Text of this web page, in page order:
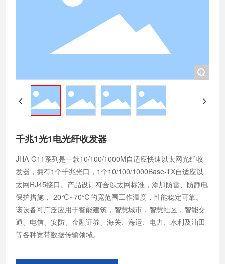
+
千兆1光1电光纤收发器
JHA-G11系列是一款10/100/1000M自适应快速以太网光纤收
发器，拥有1个千兆光口，1个10/100/1000Base-TX自适应以
太网RJ45接口。产品设计符合以太网标准，添加防雷、防静电
保护措施，-20℃~70℃的宽范围工作温度，性能稳定可靠。
该设备可广泛应用于智能建筑，智慧城市，智慧社区，智能交
通、电信、安防、金融证券、海关、海运、电力、水利及油田
等各种宽带数据传输领域。